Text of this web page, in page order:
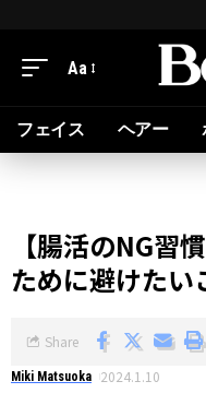
Aa
フェイス ヘアー
【腸活のNG習
ために避けたい
Miki Matsuoka 2024.1.10
Share